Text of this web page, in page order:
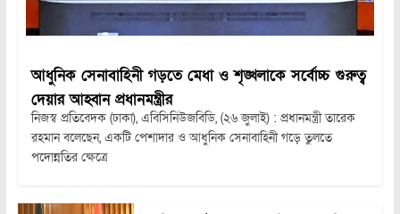
আধুনিক সেনাবাহিনী গড়তে মেধা ও শৃঙ্খলাকে সর্বোচ্চ গুরুত্ব
দেয়ার আহ্বান প্রধানমন্ত্রীর
নিজস্ব প্রতিবেদক (ঢাকা), এবিসিনিউজবিডি, (২৬ জুলাই) : প্রধানমন্ত্রী তারেক
রহমান বলেছেন, একটি পেশাদার ও আধুনিক সেনাবাহিনী গড়ে তুলতে
পদোন্নতির ক্ষেত্রে